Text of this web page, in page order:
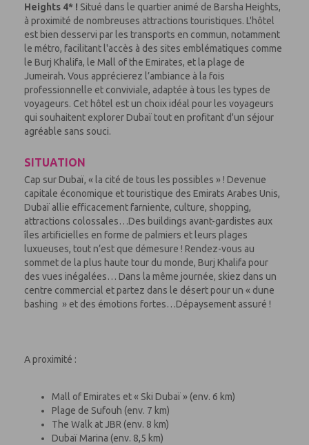
Heights 4* ! Situé dans le quartier animé de Barsha Heights,
à proximité de nombreuses attractions touristiques. L'hôtel
est bien desservi par les transports en commun, notamment
le métro, facilitant l'accès à des sites emblématiques comme
le Burj Khalifa, le Mall of the Emirates, et la plage de
Jumeirah. Vous apprécierez l’ambiance à la fois
professionnelle et conviviale, adaptée à tous les types de
voyageurs. Cet hôtel est un choix idéal pour les voyageurs
qui souhaitent explorer Dubaï tout en profitant d'un séjour
agréable sans souci.
SITUATION
Cap sur Dubaï, « la cité de tous les possibles » ! Devenue
capitale économique et touristique des Emirats Arabes Unis,
Dubaï allie efficacement farniente, culture, shopping,
attractions colossales…Des buildings avant-gardistes aux
îles artificielles en forme de palmiers et leurs plages
luxueuses, tout n’est que démesure ! Rendez-vous au
sommet de la plus haute tour du monde, Burj Khalifa pour
des vues inégalées… Dans la même journée, skiez dans un
centre commercial et partez dans le désert pour un « dune
bashing » et des émotions fortes…Dépaysement assuré !
A proximité :
Mall of Emirates et « Ski Dubaï » (env. 6 km)
Plage de Sufouh (env. 7 km)
The Walk at JBR (env. 8 km)
Dubaï Marina (env. 8,5 km)